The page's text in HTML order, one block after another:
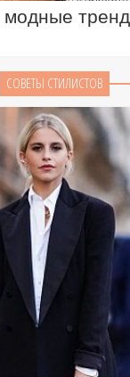
СОВЕТЫ СТИЛИСТОВ